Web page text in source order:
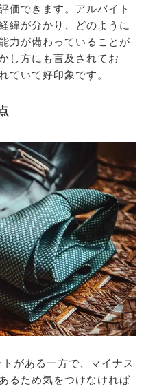
価できます。アルバイト
緯が分かり、どのように
力が備わっていることが
し方にも言及されてお
ていて好印象です。
がある一方で、マイナス
るため気をつけなければ